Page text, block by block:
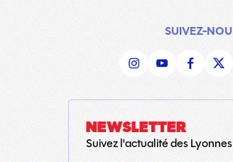
SUIVEZ-
NEWSLETTER
Suivez l'actualité des